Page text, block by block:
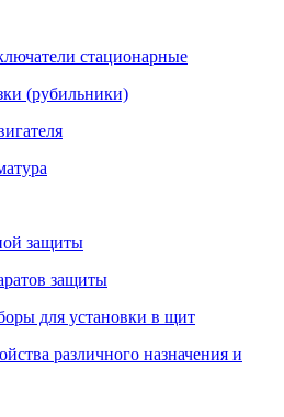
стационарные
(рубильники)
защиты
защиты
для установки в щит
различного назначения и